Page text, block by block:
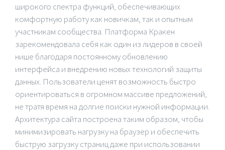
широкого спектра функций, обеспечивающих
комфортную работу как новичкам, так и опытным
участникам сообщества. Платформа Кракен
зарекомендовала себя как один из лидеров в своей
нише благодаря постоянному обновлению
интерфейса и внедрению новых технологий защиты
данных. Пользователи ценят возможность быстро
ориентироваться в огромном массиве предложений,
не тратя время на долгие поиски нужной информации.
Архитектура сайта построена таким образом, чтобы
минимизировать нагрузку на браузер и обеспечить
быструю загрузку страниц даже при использовании